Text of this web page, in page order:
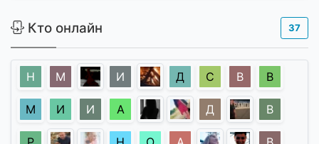
Кто онлайн 37
Н М И Д С В В
М И И А Д В